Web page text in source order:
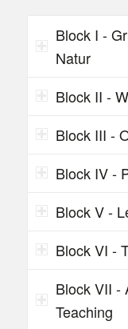
Block I -
Natur
Block II -
Block III -
Block IV -
Block V -
Block VI -
Block VII -
Teaching